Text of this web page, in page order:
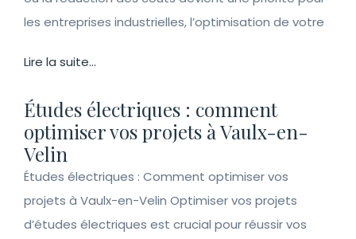
les entreprises industrielles, l’optimisation de votre
Lire la suite...
Études électriques : comment
optimiser vos projets à Vaulx-en-
Velin
Études électriques : Comment optimiser vos
projets à Vaulx-en-Velin Optimiser vos projets
d’études électriques est crucial pour réussir vos